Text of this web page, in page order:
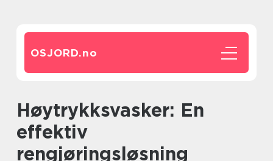
OSJORD.no
Høytrykksvasker: En
effektiv
rengjøringsløsning